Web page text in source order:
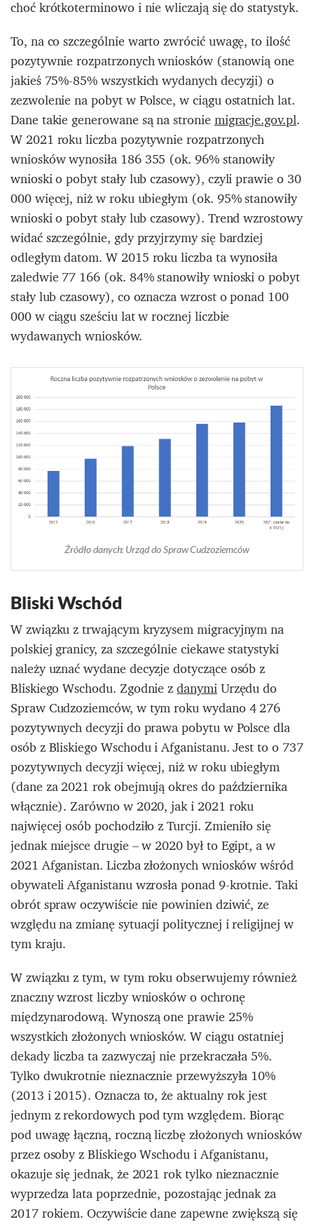
choć krótkoterminowo i nie wliczają się do statystyk.
To, na co szczególnie warto zwrócić uwagę, to ilość
pozytywnie rozpatrzonych wniosków (stanowią one
jakieś 75%-85% wszystkich wydanych decyzji) o
zezwolenie na pobyt w Polsce, w ciągu ostatnich lat.
Dane takie generowane są na stroniemigracje.gov.pl.
W 2021 roku liczba pozytywnie rozpatrzonych
wniosków wynosiła 186 355 (ok. 96% stanowiły
wnioski o pobyt stały lub czasowy), czyli prawie o 30
000 więcej, niż w roku ubiegłym (ok. 95% stanowiły
wnioski o pobyt stały lub czasowy). Trend wzrostowy
widać szczególnie, gdy przyjrzymy się bardziej
odległym datom. W 2015 roku liczba ta wynosiła
zaledwie 77 166 (ok. 84% stanowiły wnioski o pobyt
stały lub czasowy), co oznacza wzrost o ponad 100
000 w ciągu sześciu lat w rocznej liczbie
wydawanych wniosków.
Źródło danych: Urząd do Spraw Cudzoziemców
Bliski Wschód
W związku z trwającym kryzysem migracyjnym na
polskiej granicy, za szczególnie ciekawe statystyki
należy uznać wydane decyzje dotyczące osób z
Bliskiego Wschodu. Zgodnie zdanymiUrzędu do
Spraw Cudzoziemców, w tym roku wydano 4 276
pozytywnych decyzji do prawa pobytu w Polsce dla
osób z Bliskiego Wschodu i Afganistanu. Jest to o 737
pozytywnych decyzji więcej, niż w roku ubiegłym
(dane za 2021 rok obejmują okres do października
włącznie). Zarówno w 2020, jak i 2021 roku
najwięcej osób pochodziło z Turcji. Zmieniło się
jednak miejsce drugie – w 2020 był to Egipt, a w
2021 Afganistan. Liczba złożonych wniosków wśród
obywateli Afganistanu wzrosła ponad 9-krotnie. Taki
obrót spraw oczywiście nie powinien dziwić, ze
względu na zmianę sytuacji politycznej i religijnej w
tym kraju.
W związku z tym, w tym roku obserwujemy również
znaczny wzrost liczby wniosków o ochronę
międzynarodową. Wynoszą one prawie 25%
wszystkich złożonych wniosków. W ciągu ostatniej
dekady liczba ta zazwyczaj nie przekraczała 5%.
Tylko dwukrotnie nieznacznie przewyższyła 10%
(2013 i 2015). Oznacza to, że aktualny rok jest
jednym z rekordowych pod tym względem. Biorąc
pod uwagę łączną, roczną liczbę złożonych wniosków
przez osoby z Bliskiego Wschodu i Afganistanu,
okazuje się jednak, że 2021 rok tylko nieznacznie
wyprzedza lata poprzednie, pozostając jednak za
2017 rokiem. Oczywiście dane zapewne zwiększą się